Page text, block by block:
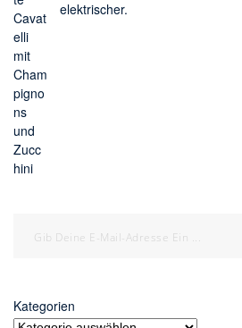
elektrischer.
Kategorien